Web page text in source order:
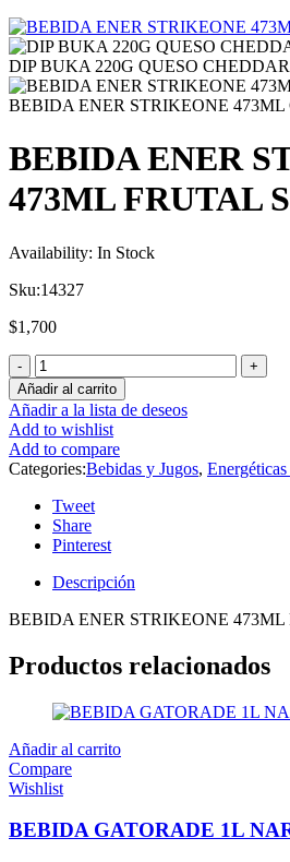
DIP BUKA 220G QUESO CHEDDAR
BEBIDA ENER STRIKEONE
BEBIDA ENER
473ML FRUTAL
Availability: In Stock
Sku:14327
$1,700
Añadir al carrito
Añadir a la lista de deseos
Add to wishlist
Add to compare
Categories:Bebidas y Jugos,
Tweet
Share
Pinterest
Descripción
BEBIDA ENER STRIKEONE
Productos relacionados
Añadir al carrito
Compare
Wishlist
BEBIDA GATORADE 1L